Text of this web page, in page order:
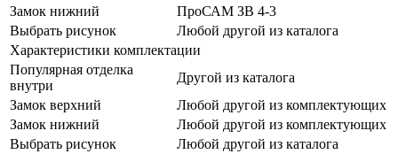
Замок нижний
ПроСАМ ЗВ 4-3
Выбрать рисунок
Любой другой из каталога
Характеристики комплектации
Популярная отделка
внутри
Другой из каталога
Замок верхний
Любой другой из комплектующих
Замок нижний
Любой другой из комплектующих
Выбрать рисунок
Любой другой из каталога